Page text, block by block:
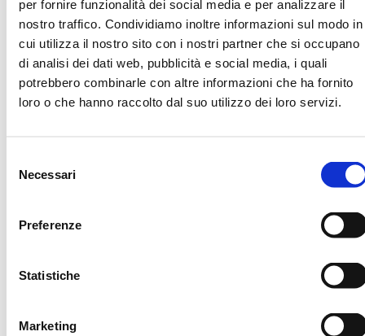
per fornire funzionalità dei social media e per analizzare il
nostro traffico. Condividiamo inoltre informazioni sul modo in
cui utilizza il nostro sito con i nostri partner che si occupano
di analisi dei dati web, pubblicità e social media, i quali
potrebbero combinarle con altre informazioni che ha fornito
loro o che hanno raccolto dal suo utilizzo dei loro servizi.
delNecessari
Preferenze
Statistiche
Marketing
video dell'utente
YouTube incorporato
__Secure-
YNID
YouTube
Utilizzato per tracciare
l'interazione
dell'utente con i
180
giorni
Y
LogsDataba
Store
Persisten
base#SWHe